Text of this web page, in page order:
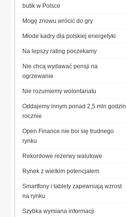
butik w Polsce
Mogę znowu wrócić do gry
Młode kadry dla polskiej energetyki
Na lepszy rating poczekamy
Nie chcą wydawać pensji na
ogrzewanie
Nie rozumiemy wolontariatu
Oddajemy innym ponad 2,5 mln godzin
rocznie
Open Finance nie boi się trudnego
rynku
Rekordowe rezerwy walutowe
Rynek z wielkim potencjałem
Smartfony i tablety zapewniają wzrost
na rynku
Szybka wymiana informacji